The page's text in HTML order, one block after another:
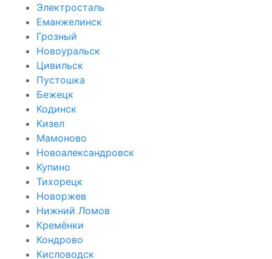
Электросталь
Еманжелинск
Грозный
Новоуральск
Цивильск
Пустошка
Бежецк
Кодинск
Кизел
Мамоново
Новоалександровск
Купино
Тихорецк
Новоржев
Нижний Ломов
Кремёнки
Кондрово
Кисловодск